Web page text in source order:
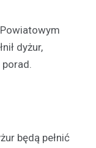
dyżur,
będą pełnić